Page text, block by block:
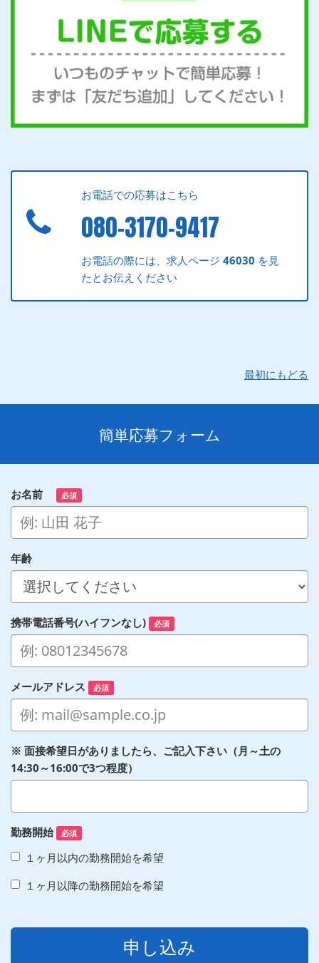
お電話での応募はこちら
080-3170-9417
お電話の際には、求人ページ46030 を見
たとお伝えください
最初にもどる
簡単応募フォーム
お名前 必須
年齢
携帯電話番号(ハイフンなし) 必須
メールアドレス 必須
※ 面接希望日がありましたら、ご記入下さい（月～土の
14:30～16:00で3つ程度）
勤務開始 必須
１ヶ月以内の勤務開始を希望
１ヶ月以降の勤務開始を希望
申し込み